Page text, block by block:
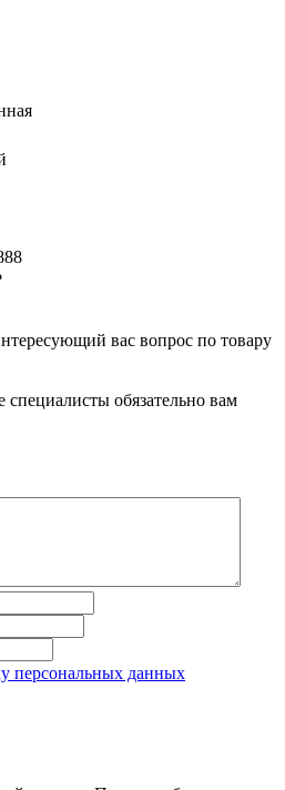
вас вопрос по товару
обязательно вам
персональных данных